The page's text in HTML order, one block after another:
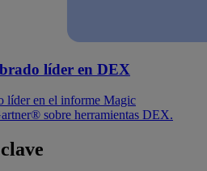
líder en DEX
líder en el informe Magic
sobre herramientas DEX.